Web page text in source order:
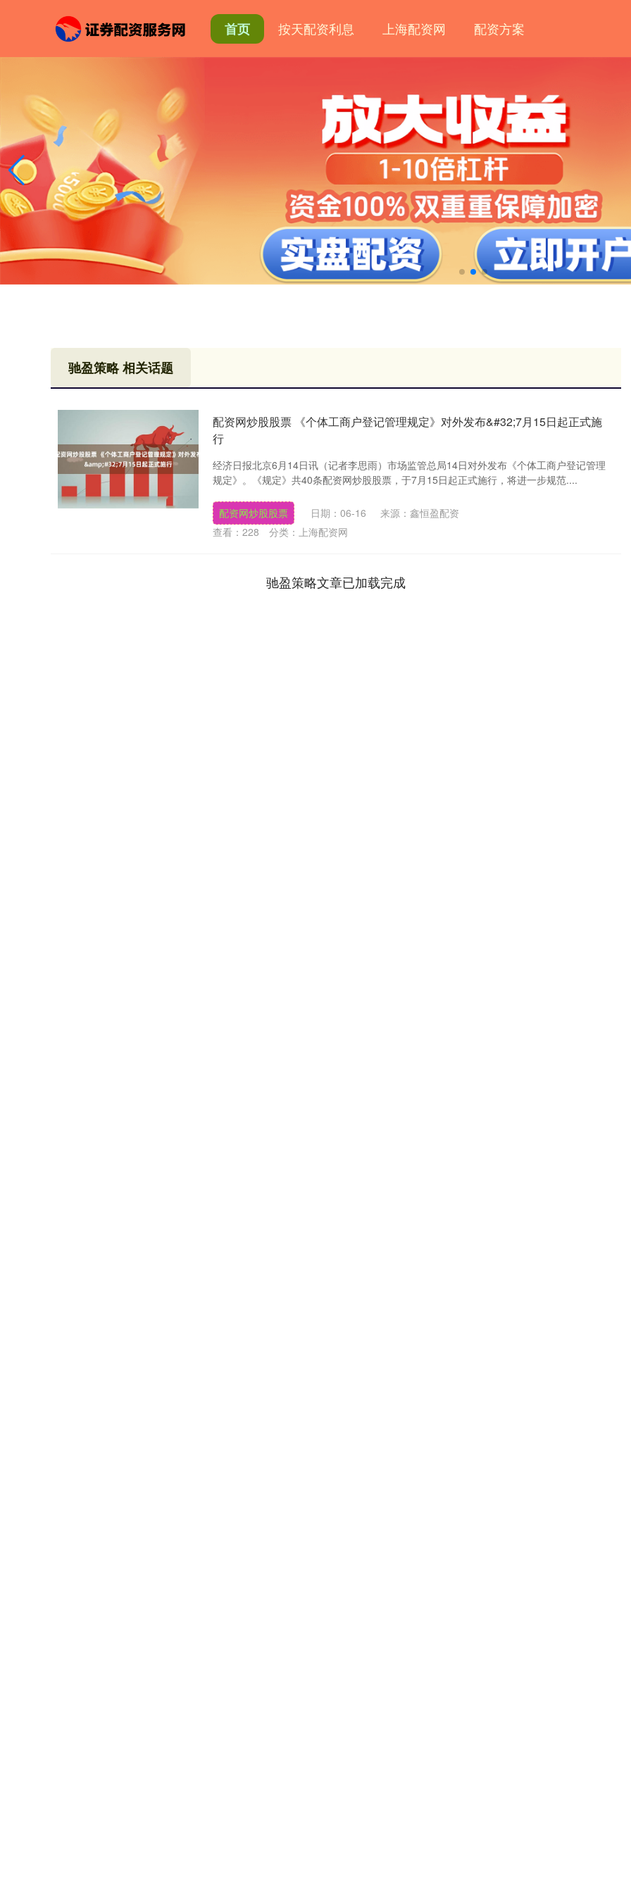
首页 按天配资利息 上海配资网 配资方案
驰盈策略 相关话题
配资网炒股股票 《个体工商户登记管理规定》对外发布&#32;7月15日起正式施
行
经济日报北京6月14日讯（记者李思雨）市场监管总局14日对外发布《个体工商户登记管理
规定》。《规定》共40条配资网炒股股票，于7月15日起正式施行，将进一步规范....
配资网炒股股票 日期：06-16
来源：鑫恒盈配资
查看： 228 分类： 上海配资网
驰盈策略文章已加载完成